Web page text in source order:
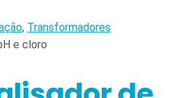
, Transformadores
e cloro